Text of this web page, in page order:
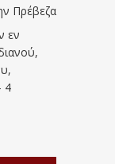
Πρέβεζα
εν
4